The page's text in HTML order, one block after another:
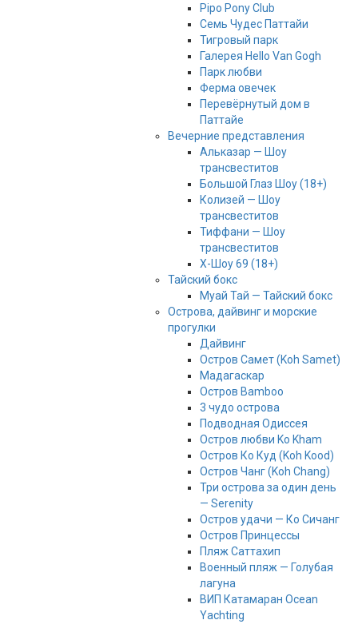
Pipo Pony Club
Семь Чудес Паттайи
Тигровый парк
Галерея Hello Van Gogh
Парк любви
Ферма овечек
Перевёрнутый дом в
Паттайе
Вечерние представления
Альказар — Шоу
трансвеститов
Большой Глаз Шоу (18+)
Колизей — Шоу
трансвеститов
Тиффани — Шоу
трансвеститов
Х-Шоу 69 (18+)
Тайский бокс
Муай Тай — Тайский бокс
Острова, дайвинг и морские
прогулки
Дайвинг
Остров Самет (Koh Samet)
Мадагаскар
Остров Bamboo
3 чудо острова
Подводная Одиссея
Остров любви Ko Kham
Остров Ко Куд (Koh Kood)
Остров Чанг (Koh Chang)
Три острова за один день
— Serenity
Остров удачи — Ко Сичанг
Остров Принцессы
Пляж Саттахип
Военный пляж — Голубая
лагуна
ВИП Катамаран Ocean
Yachting